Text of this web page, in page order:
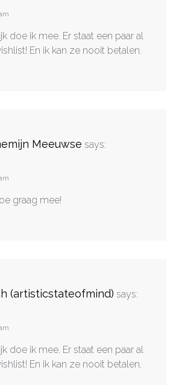
doe ik mee. Er staat een paar al
En ik kan ze nooit betalen.
Meeuwse says:
graag mee!
(artisticstateofmind) says:
doe ik mee. Er staat een paar al
En ik kan ze nooit betalen.